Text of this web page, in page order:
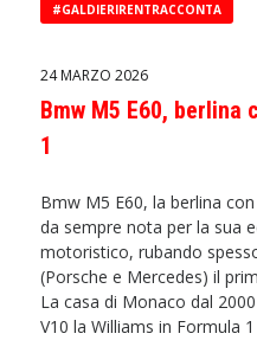
#GALDIERIRENTRACCONTA
24 MARZO 2026
Bmw M5 E60, berlina
1
Bmw M5 E60, la berlina
da sempre nota per la sua
motoristico, rubando
(Porsche e Mercedes) il
La casa di Monaco dal
V10 la Williams in Formula